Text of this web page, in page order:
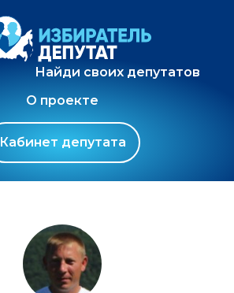
Найди своих депутатов
О проекте
Кабинет депутата